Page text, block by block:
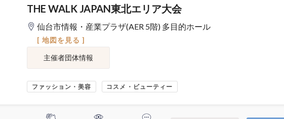
THE WALK JAPAN東北エリア大会
仙台市情報・産業プラザ(AER 5階) 多目的ホール
[ 地図を見る ]
主催者団体情報
ファッション・美容 コスメ・ビューティー